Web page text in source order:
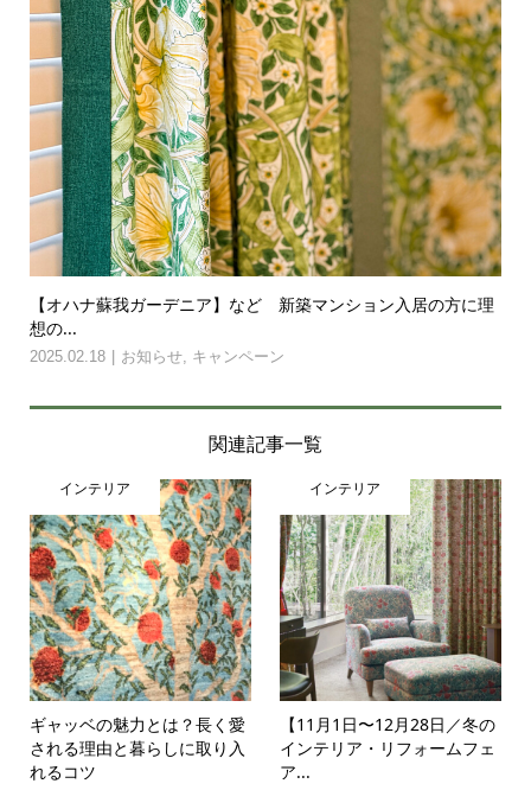
【オハナ蘇我ガーデニア】など 新築マンション入居の方に理
想の...
2025.02.18 お知らせ, キャンペーン
関連記事一覧
インテリア
ギャッベの魅力とは？長く愛
される理由と暮らしに取り入
れるコツ
インテリア
【11月1日〜12月28日／冬の
インテリア・リフォームフェ
ア...